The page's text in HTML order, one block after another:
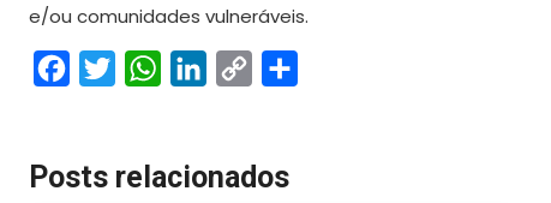
e/ou comunidades vulneráveis.
FacebookTwitterWhatsAppLinkedIn
Copy
Posts relacionados